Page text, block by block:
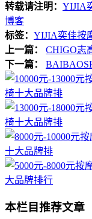
转载请注明： YIJIA
博客
标签： YIJIA奕佳按
上一篇：
CHIGO志
下一篇：
椅十大品牌排
椅十大品牌排
十大品牌排
大品牌排行
本栏目推荐文章